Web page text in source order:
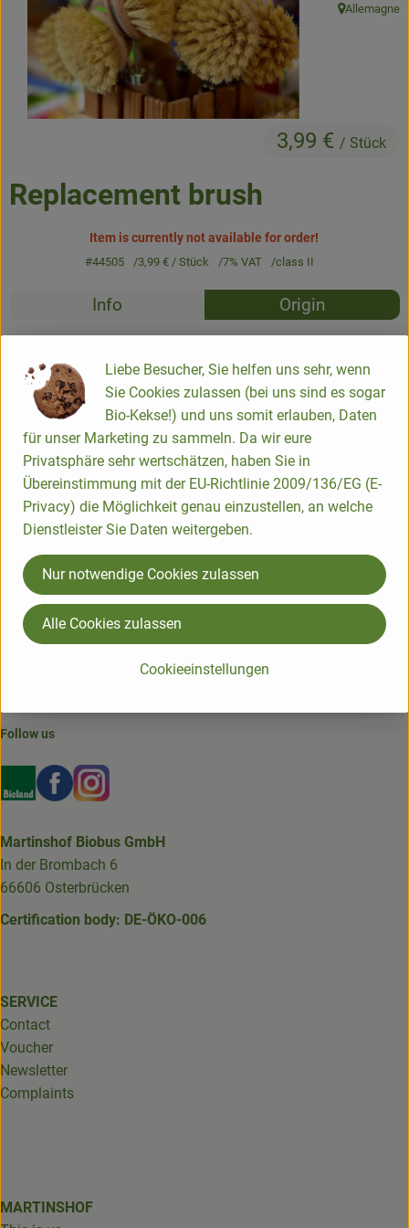
Baked goods
Natural products
Beverages
About us
Replacement brush
3,99 € / Stück
, origin:
Allemagne
Item is currently not available for order!
#44505 3,99 € / Stück 7% VAT class II
Recipes
Info Origin
Discover suitable recipesNo suitable
Product information
Product sheet
Origin
Hersteller: RED
Follow us
Externer Link zu https://www.bioland.de/verbraucher
Externer Link zu https://www.facebook.com/
Externer Link zu https://www.instagram.com/
Martinshof Biobus GmbH
In der Brombach 6
66606 Osterbrücken
Certification body: DE-ÖKO-006
SERVICE
Contact
Voucher
Newsletter
Complaints
MARTINSHOF
Liebe Besucher, Sie helfen uns sehr, wenn
Sie Cookies zulassen (bei uns sind es sogar
Bio-Kekse!) und uns somit erlauben, Daten
für unser Marketing zu sammeln. Da wir eure
Privatsphäre sehr wertschätzen, haben Sie in
Übereinstimmung mit der EU-Richtlinie 2009/136/EG (E-
Privacy) die Möglichkeit genau einzustellen, an welche
Dienstleister Sie Daten weitergeben.
Cookieeinstellungen
Nur notwendige Cookies zulassen
Alle Cookies zulassen